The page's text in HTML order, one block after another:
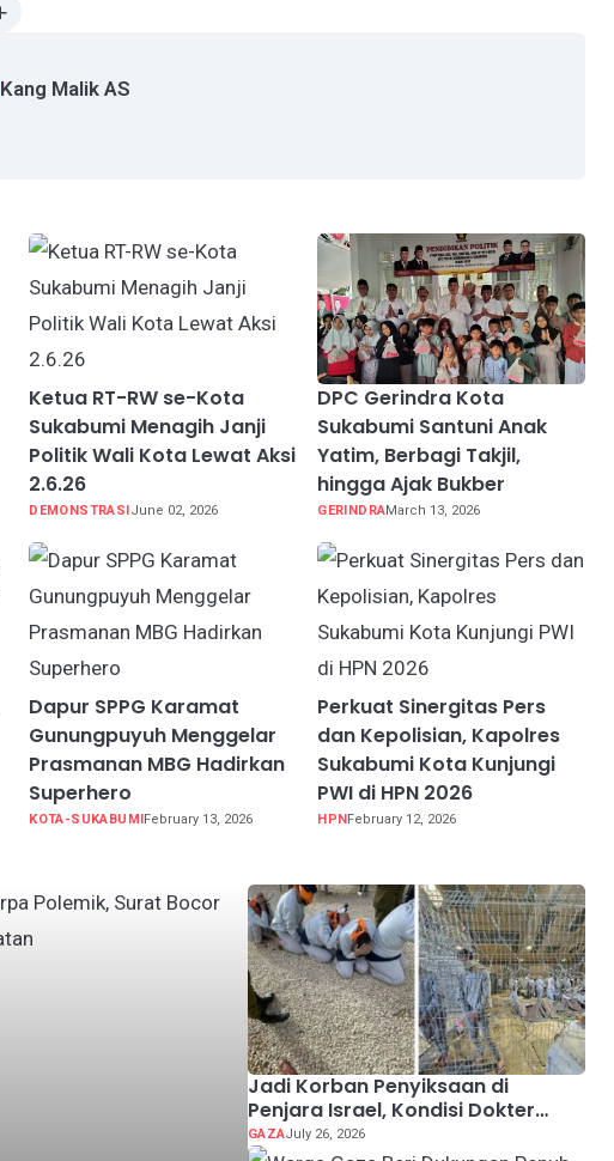
Kang Malik AS
Ketua RT-RW se-Kota
Sukabumi Menagih Janji
Politik Wali Kota Lewat Aksi
2.6.26
DEMONSTRASIJune 02, 2026
DPC Gerindra Kota
Sukabumi Santuni Anak
Yatim, Berbagi Takjil,
hingga Ajak Bukber
GERINDRAMarch 13, 2026
Dapur SPPG Karamat
Gunungpuyuh Menggelar
Prasmanan MBG Hadirkan
Superhero
KOTA-SUKABUMIFebruary 13, 2026
Perkuat Sinergitas Pers
dan Kepolisian, Kapolres
Sukabumi Kota Kunjungi
PWI di HPN 2026
HPNFebruary 12, 2026
Jadi Korban Penyiksaan di
Penjara Israel, Kondisi Dokter
Palestina Terus Memburuk
GAZAJuly 26, 2026